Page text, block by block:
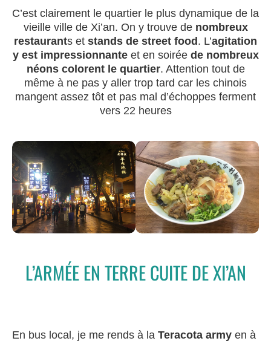
C’est clairement le quartier le plus dynamique de la
vieille ville de Xi’an. On y trouve de nombreux
restaurants et stands de street food . L’agitation
y est impressionnanteet en soirée de nombreux
néons colorent le quartier. Attention tout de
même à ne pas y aller trop tard car les chinois
mangent assez tôt et pas mal d’échoppes ferment
vers 22 heures
L’ARMÉE EN TERRE CUITE DE XI’AN
En bus local, je me rends à la Teracota army en à